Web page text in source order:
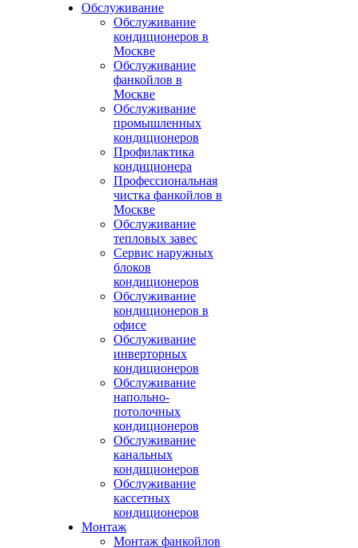
Обслуживание
Обслуживание
кондиционеров в
Москве
Обслуживание
фанкойлов в
Москве
Обслуживание
промышленных
кондиционеров
Профилактика
кондиционера
Профессиональная
чистка фанкойлов в
Москве
Обслуживание
тепловых завес
Сервис наружных
блоков
кондиционеров
Обслуживание
кондиционеров в
офисе
Обслуживание
инверторных
кондиционеров
Обслуживание
напольно-
потолочных
кондиционеров
Обслуживание
канальных
кондиционеров
Обслуживание
кассетных
кондиционеров
Монтаж
Монтаж фанкойлов